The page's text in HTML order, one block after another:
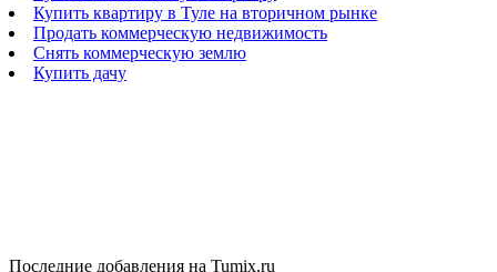
Купить квартиру в Туле на вторичном рынке
Продать коммерческую недвижимость
Снять коммерческую землю
Купить дачу
Последние добавления на Tumix.ru